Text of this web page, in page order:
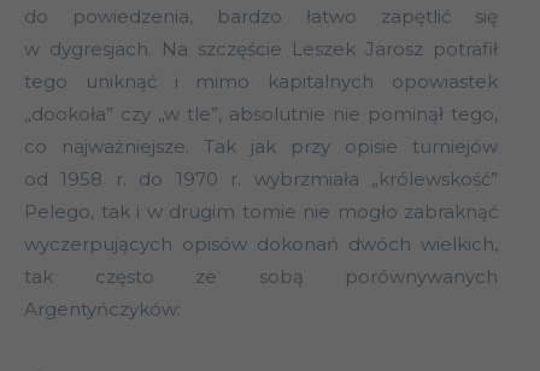
do powiedzenia, bardzo łatwo zapętlić się
w dygresjach. Na szczęście Leszek Jarosz potrafił
tego uniknąć i mimo kapitalnych opowiastek
„dookoła” czy „w tle”, absolutnie nie pominął tego,
co najważniejsze. Tak jak przy opisie turniejów
od 1958 r. do 1970 r. wybrzmiała „królewskość”
Pelego, tak i w drugim tomie nie mogło zabraknąć
wyczerpujących opisów dokonań dwóch wielkich,
tak często ze sobą porównywanych
Argentyńczyków: